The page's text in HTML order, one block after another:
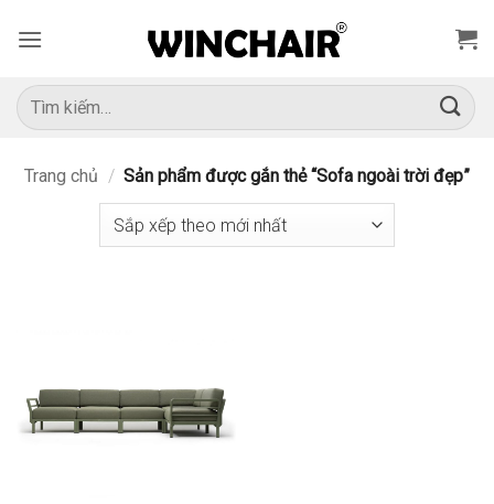
qua
dung
Tìm
kiếm:
Trang chủ / Sản phẩm được gắn thẻ “Sofa ngoài trời đẹp”